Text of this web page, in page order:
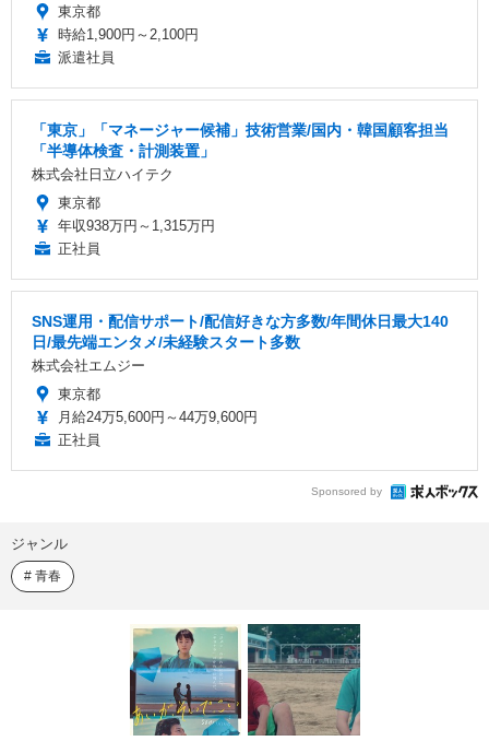
東京都
時給1,900円～2,100円
派遣社員
「東京」「マネージャー候補」技術営業/国内・韓国顧客担当
「半導体検査・計測装置」
株式会社日立ハイテク
東京都
年収938万円～1,315万円
正社員
SNS運用・配信サポート/配信好きな方多数/年間休日最大140
日/最先端エンタメ/未経験スタート多数
株式会社エムジー
東京都
月給24万5,600円～44万9,600円
正社員
Sponsored by
ジャンル
青春